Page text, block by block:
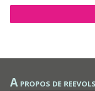
A PROPOS DE REEVOLS